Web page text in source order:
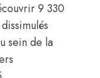
9 330
sein de la